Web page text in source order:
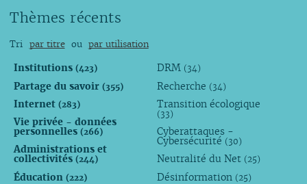
Thèmes récents
Tri par titre ou par utilisation
Institutions (423)
Partage du savoir (355)
Internet (283)
Vie privée - données
personnelles (266)
Administrations et
collectivités (244)
Éducation (222)
DRM (34)
Recherche (34)
Transition écologique
(33)
Cyberattaques -
Cybersécurité (30)
Neutralité du Net (25)
Désinformation (25)